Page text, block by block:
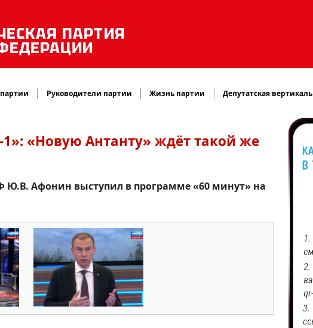
ПАРТИЯ
Руководители партии Жизнь партии Депутатская вертикаль
«Новую Антанту» ждёт такой же
Ю.В. Афонин выступил в программе «60 минут» на